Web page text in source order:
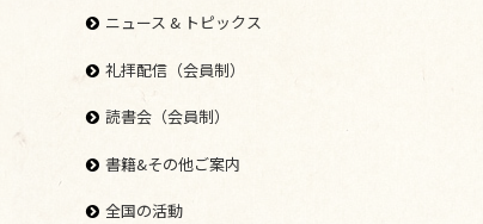
ニュース & トピックス
礼拝配信（会員制）
読書会（会員制）
書籍&その他ご案内
全国の活動